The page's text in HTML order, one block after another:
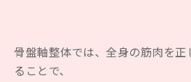
骨盤軸整体では、全身の筋肉を
ることで、